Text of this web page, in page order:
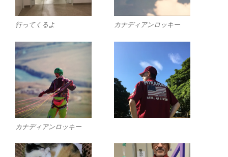
行ってくるよ カナディアンロッキー
カナディアンロッキー